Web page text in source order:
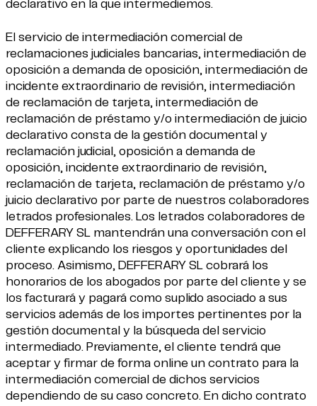
declarativo en la que intermediemos.
El servicio de intermediación comercial de
reclamaciones judiciales bancarias, intermediación de
oposición a demanda de oposición, intermediación de
incidente extraordinario de revisión, intermediación
de reclamación de tarjeta, intermediación de
reclamación de préstamo y/o intermediación de juicio
declarativo consta de la gestión documental y
reclamación judicial, oposición a demanda de
oposición, incidente extraordinario de revisión,
reclamación de tarjeta, reclamación de préstamo y/o
juicio declarativo por parte de nuestros colaboradores
letrados profesionales. Los letrados colaboradores de
DEFFERARY SL mantendrán una conversación con el
cliente explicando los riesgos y oportunidades del
proceso. Asimismo, DEFFERARY SL cobrará los
honorarios de los abogados por parte del cliente y se
los facturará y pagará como suplido asociado a sus
servicios además de los importes pertinentes por la
gestión documental y la búsqueda del servicio
intermediado. Previamente, el cliente tendrá que
aceptar y firmar de forma online un contrato para la
intermediación comercial de dichos servicios
dependiendo de su caso concreto. En dicho contrato